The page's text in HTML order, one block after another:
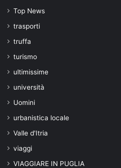
Top News
trasporti
truffa
turismo
ultimissime
università
Uomini
urbanistica locale
Valle d'Itria
viaggi
VIAGGIARE IN PUGLIA